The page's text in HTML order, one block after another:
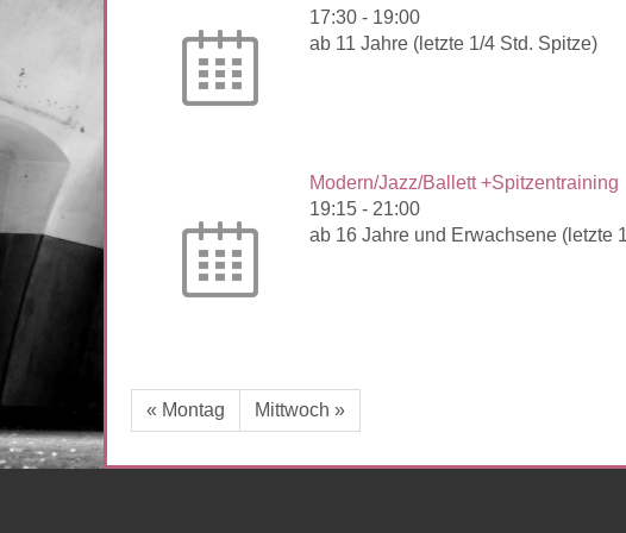
17:30 - 19:00
ab 11 Jahre (letzte 1/4 Std. Spitze)
Modern/Jazz/Ballett +Spitzentraining
19:15 - 21:00
ab 16 Jahre und Erwachsene (letzte
« Montag Mittwoch »